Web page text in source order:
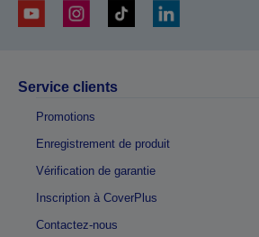
Service clients
Promotions
Enregistrement de produit
Vérification de garantie
Inscription à CoverPlus
Contactez-nous